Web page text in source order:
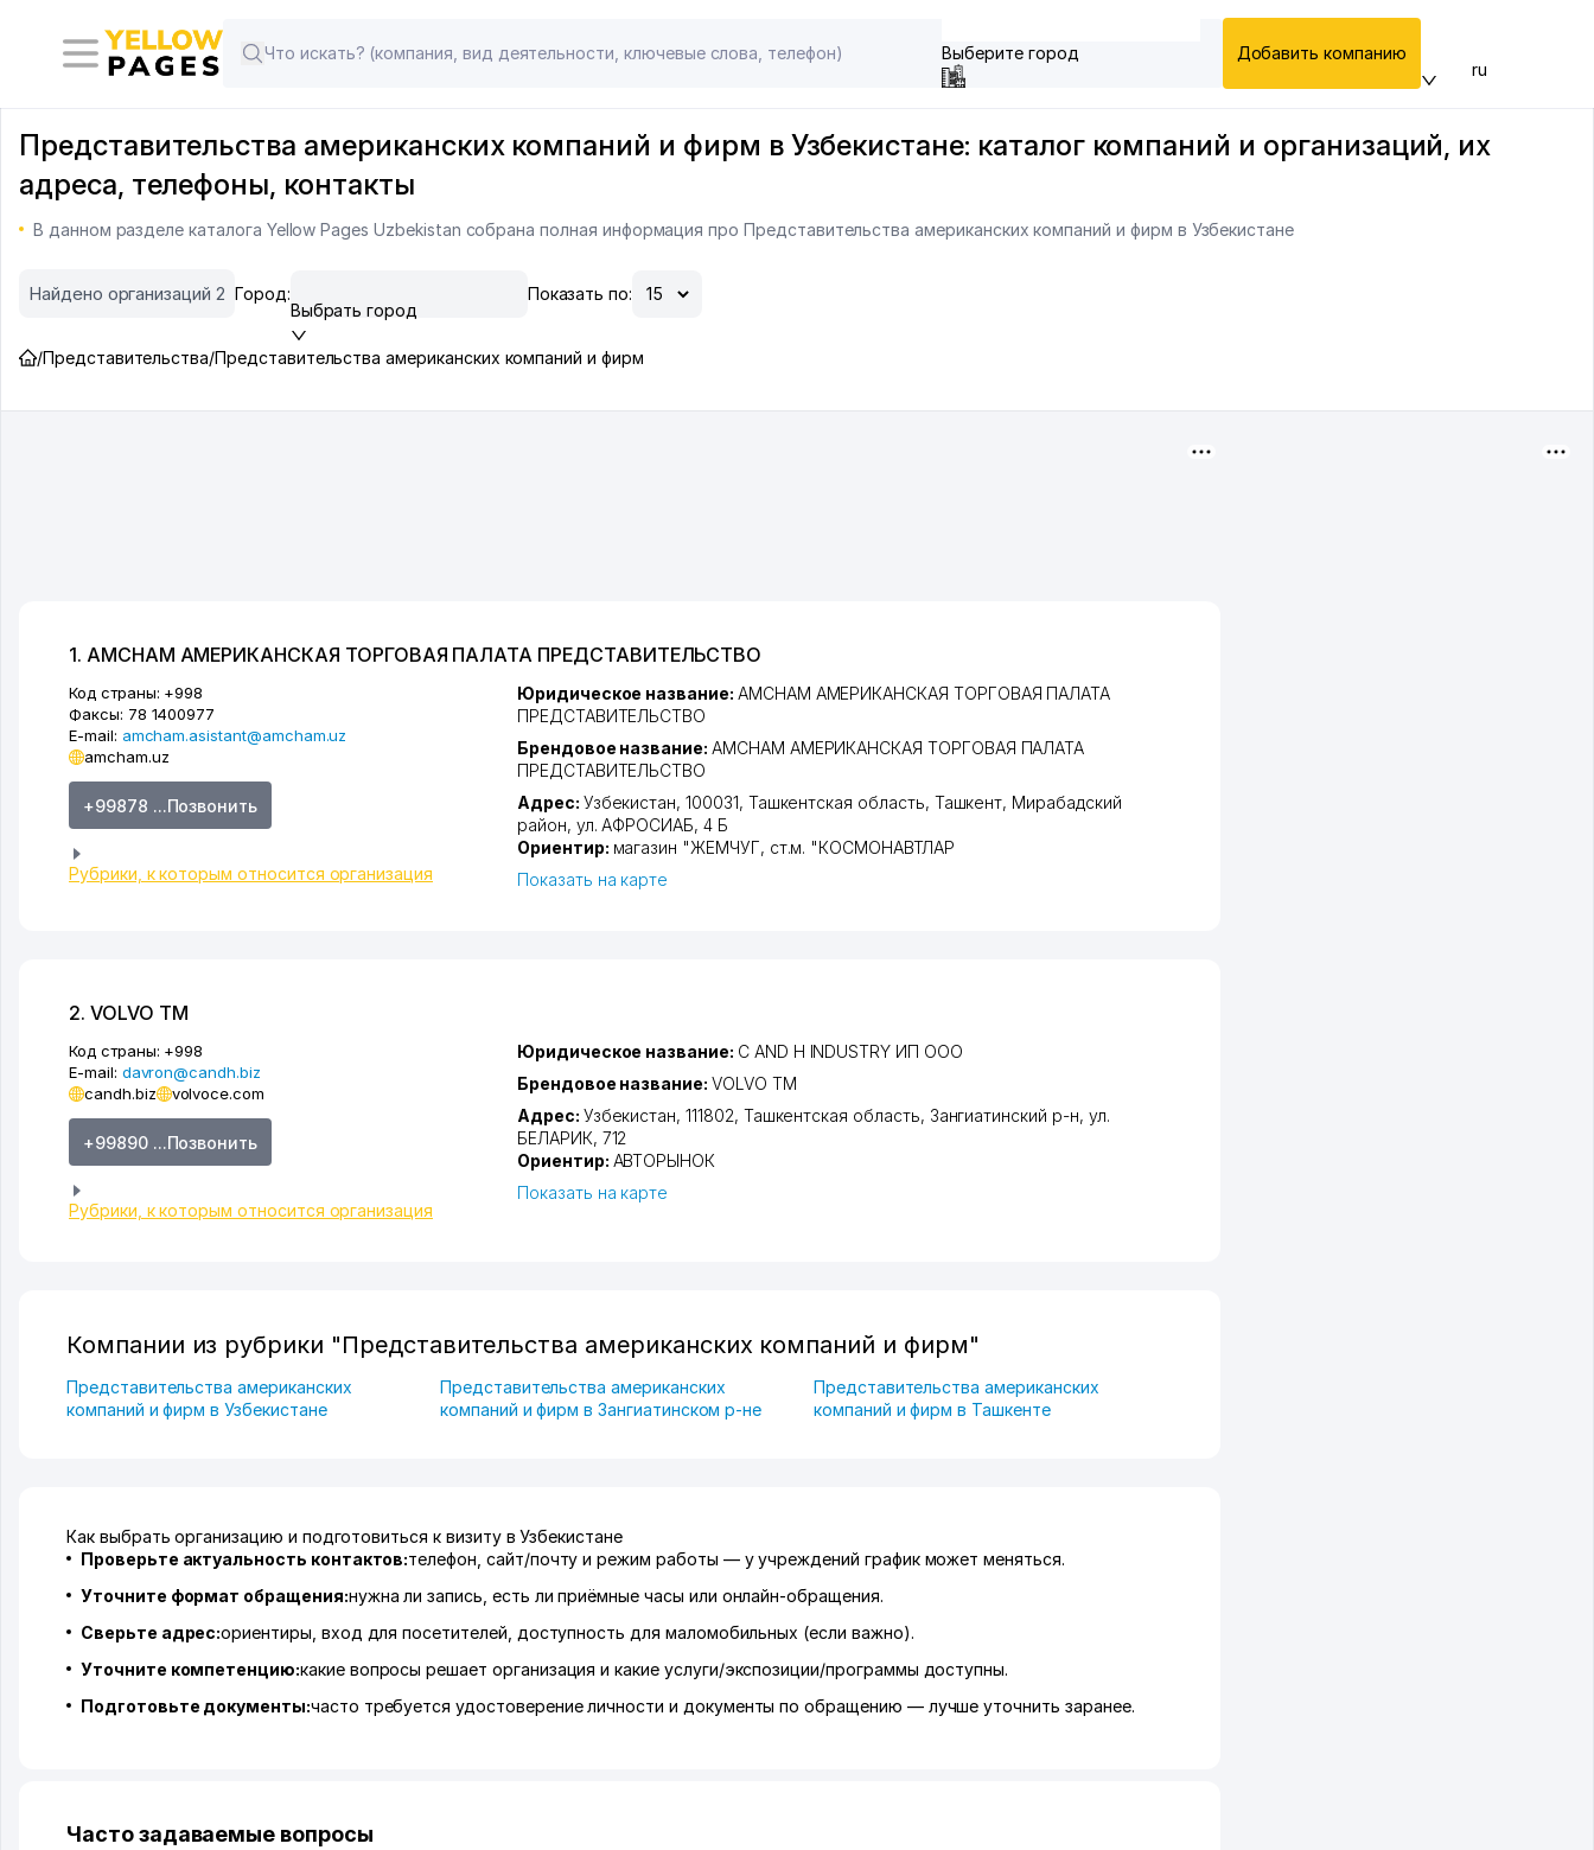
Выберите город Добавить компанию
ru
Представительства американских компаний и фирм в Узбекистане: каталог компаний и организаций, их
адреса, телефоны, контакты
В данном разделе каталога Yellow Pages Uzbekistan собрана полная информация про Представительства американских компаний и фирм в Узбекистане
Найдено организаций 2 Город:
Выбрать город
Показать по:
/Представительства/Представительства американских компаний и фирм
1. AMCHAM АМЕРИКАНСКАЯ ТОРГОВАЯ ПАЛАТА ПРЕДСТАВИТЕЛЬСТВО
Код страны: +998
Факсы: 78 1400977
E-mail: amcham.asistant@amcham.uz
amcham.uz
+99878 ...Позвонить
Рубрики, к которым относится организация
Юридическое название: AMCHAM АМЕРИКАНСКАЯ ТОРГОВАЯ ПАЛАТА
ПРЕДСТАВИТЕЛЬСТВО
Брендовое название: AMCHAM АМЕРИКАНСКАЯ ТОРГОВАЯ ПАЛАТА
ПРЕДСТАВИТЕЛЬСТВО
Адрес: Узбекистан, 100031, Ташкентская область, Ташкент, Мирабадский
район, ул. АФРОСИАБ, 4 Б
Ориентир: магазин "ЖЕМЧУГ, ст.м. "КОСМОНАВТЛАР
Показать на карте
2. VOLVO ТМ
Код страны: +998
E-mail: davron@candh.biz
candh.biz
volvoce.com
+99890 ...Позвонить
Рубрики, к которым относится организация
Юридическое название: C AND H INDUSTRY ИП ООО
Брендовое название: VOLVO ТМ
Адрес: Узбекистан, 111802, Ташкентская область, Зангиатинский р-н, ул.
БЕЛАРИК, 712
Ориентир: АВТОРЫНОК
Показать на карте
Компании из рубрики "Представительства американских компаний и фирм"
Представительства американских
компаний и фирм в Узбекистане
Представительства американских
компаний и фирм в Зангиатинском р-не
Представительства американских
компаний и фирм в Ташкенте
Как выбрать организацию и подготовиться к визиту в Узбекистане
Проверьте актуальность контактов:телефон, сайт/почту и режим работы — у учреждений график может меняться.
Уточните формат обращения:нужна ли запись, есть ли приёмные часы или онлайн-обращения.
Сверьте адрес:ориентиры, вход для посетителей, доступность для маломобильных (если важно).
Уточните компетенцию:какие вопросы решает организация и какие услуги/экспозиции/программы доступны.
Подготовьте документы:часто требуется удостоверение личности и документы по обращению — лучше уточнить заранее.
Часто задаваемые вопросы